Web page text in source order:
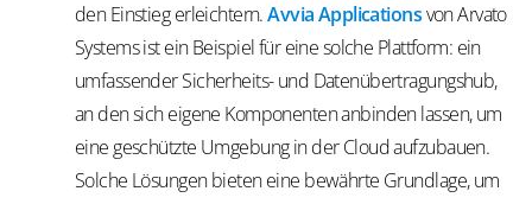
den Einstieg erleichtern.Avvia Applicationsvon Arvato
Systems ist ein Beispiel für eine solche Plattform: ein
umfassender Sicherheits- und Datenübertragungshub,
an den sich eigene Komponenten anbinden lassen, um
eine geschützte Umgebung in der Cloud aufzubauen.
Solche Lösungen bieten eine bewährte Grundlage, um